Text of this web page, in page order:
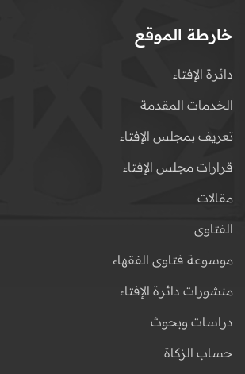
خارطة الموقع
دائرة الإفتاء
الخدمات المقدمة
تعريف بمجلس الإفتاء
قرارات مجلس الإفتاء
مقالات
الفتاوى
موسوعة فتاوى الفقهاء
منشورات دائرة الإفتاء
دراسات وبحوث
حساب الزكاة